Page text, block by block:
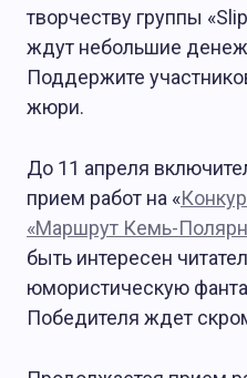
творчеству группы
ждут небольшие
Поддержите
жюри.
До 11 апреля
прием работ на «
«Маршрут Кемь-
быть интересен
юмористическую
Победителя ждет